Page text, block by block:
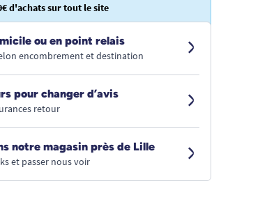
d'achats sur tout le site
ou en point relais
encombrement et destination
pour changer d’avis
retour
notre magasin près de Lille
et passer nous voir